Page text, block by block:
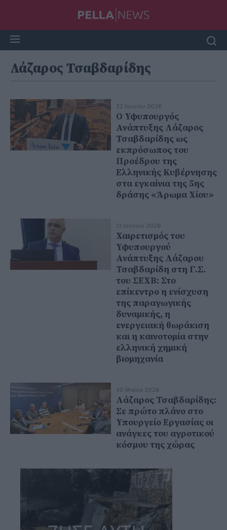
Λάζαρος Τσαβδαρίδης
22 Ιουνίου 2026
Ο Υφυπουργός
Ανάπτυξης Λάζαρος
Τσαβδαρίδης ως
εκπρόσωπος του
Προέδρου της
Ελληνικής Κυβέρνησης
στα εγκαίνια της 5ης
δράσης «Άρωμα Χίου»
12 Ιουνίου 2026
Χαιρετισμός του
Υφυπουργού
Ανάπτυξης Λάζαρου
Τσαβδαρίδη στη Γ.Σ.
του ΣΕΧΒ: Στο
επίκεντρο η ενίσχυση
της παραγωγικής
δυναμικής, η
ενεργειακή θωράκιση
και η καινοτομία στην
ελληνική χημική
βιομηχανία
30 Μαΐου 2026
Λάζαρος Τσαβδαρίδης:
Σε πρώτο πλάνο στο
Υπουργείο Εργασίας οι
ανάγκες του αγροτικού
κόσμου της χώρας